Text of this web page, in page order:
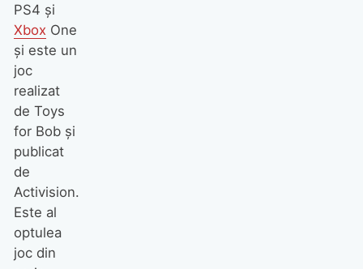
PS4 şi
Xbox One
şi este un
joc
realizat
de Toys
for Bob şi
publicat
de
Activision.
Este al
optulea
joc din